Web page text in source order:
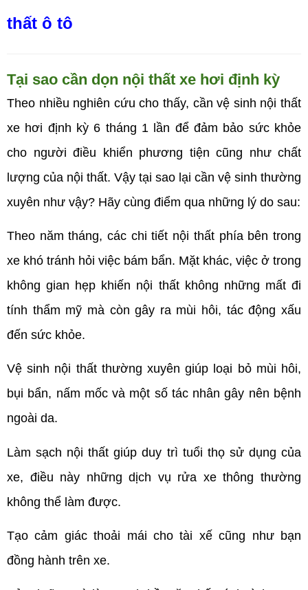
thất ô tô
Tại sao cần dọn nội thất xe hơi định kỳ
Theo nhiều nghiên cứu cho thấy, cần vệ sinh nội thất
xe hơi định kỳ 6 tháng 1 lần để đảm bảo sức khỏe
cho người điều khiển phương tiện cũng như chất
lượng của nội thất. Vậy tại sao lại cần vệ sinh thường
xuyên như vậy? Hãy cùng điểm qua những lý do sau:
Theo năm tháng, các chi tiết nội thất phía bên trong
xe khó tránh hỏi việc bám bẩn. Mặt khác, việc ở trong
không gian hẹp khiến nội thất không những mất đi
tính thẩm mỹ mà còn gây ra mùi hôi, tác động xấu
đến sức khỏe.
Vệ sinh nội thất thường xuyên giúp loại bỏ mùi hôi,
bụi bẩn, nấm mốc và một số tác nhân gây nên bệnh
ngoài da.
Làm sạch nội thất giúp duy trì tuổi thọ sử dụng của
xe, điều này những dịch vụ rửa xe thông thường
không thể làm được.
Tạo cảm giác thoải mái cho tài xế cũng như bạn
đồng hành trên xe.